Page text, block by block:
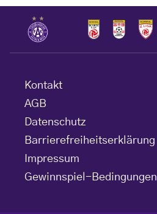
Kontakt
AGB
Datenschutz
Barrierefreiheitserklärung
Impressum
Gewinnspiel-Bedingungen